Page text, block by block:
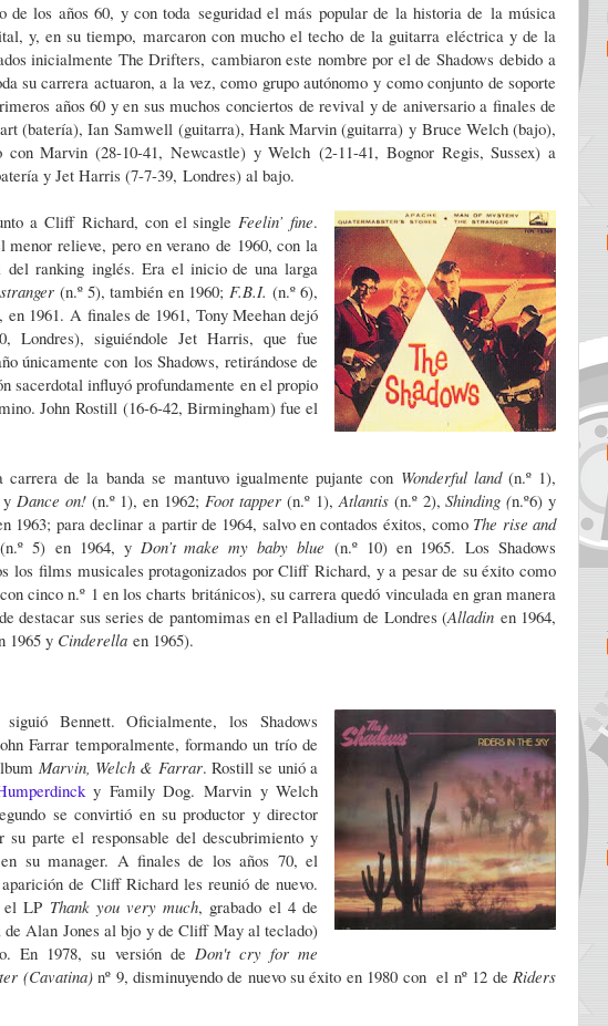
de los años 60, y con toda seguridad el más popular de la historia de la música
y, en su tiempo, marcaron con mucho el techo de la guitarra eléctrica y de la
inicialmente The Drifters, cambiaron este nombre por el de Shadows debido a
su carrera actuaron, a la vez, como grupo autónomo y como conjunto de soporte
años 60 y en sus muchosconciertos de revival y de aniversario a finales de
(batería), IanSamwell (guitarra), Hank Marvin (guitarra)y Bruce Welch (bajo),
con Marvin (28-10-41, Newcastle) y Welch(2-11-41, Bognor Regis, Sussex) a
y Jet Harris (7-7-39, Londres) al bajo.
a Cliff Richard, con el singleFeelin’ fine.
menor relieve, pero en verano de 1960, con la
del ranking inglés. Era el inicio de una larga
(n.º 5), también en 1960;F.B.I. (n.º 6),
, en 1961.A finales de 1961, Tony Meehan dejó
Londres), siguiéndole Jet Harris,que fue
únicamente con los Shadows, retirándose de
sacerdotal influyó profundamenteen el propio
JohnRostill (16-6-42, Birmingham) fue el
carrera de labanda se mantuvo igualmente pujante con Wonderful land (n.º 1),
y Dance on!(n.º 1), en 1962; Foot tapper (n.º 1),Atlantis (n.º 2),Shinding (n.º6) y
1963; para declinara partir de 1964, salvo en contados éxitos, como The rise and
5) en 1964, y Don’t make my baby blue (n.º 10) en 1965.Los Shadows
losfilms musicales protagonizados por Cliff Richard, y a pesar de su éxito como
cinco n.º 1 en los charts británicos), su carrera quedó vinculada en gran manera
destacar sus series de pantomimas en el Palladium de Londres (Alladin en 1964,
1965 y Cinderellaen 1965).
Bennett. Oficialmente, los Shadows
Farrar temporalmente, formando un trío de
Marvin, Welch & Farrar. Rostill se unió a
y Family Dog. Marvin y Welch
se convirtió en su productor y director
parte el responsable del descubrimiento y
su manager. A finales de los años 70, el
de Cliff Richard les reunió de nuevo.
el LP Thank you very much, grabado el 4 de
Alan Jones al bjo y de Cliff May al teclado)
En 1978, su versión de Don't cry for me
(Cavatina)nº 9, disminuyendo de nuevo su éxito en 1980 con el nº 12 de Riders